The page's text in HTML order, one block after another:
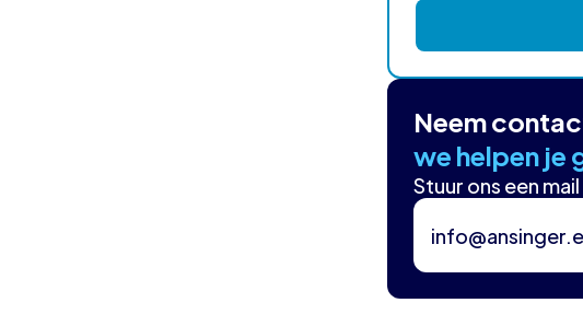
Neem
we helpen je
Stuur ons een